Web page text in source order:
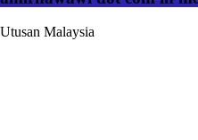
Utusan Malaysia